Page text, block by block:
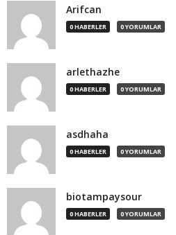
Arifcan
0 HABERLER 0 YORUMLAR
arlethazhe
0 HABERLER 0 YORUMLAR
asdhaha
0 HABERLER 0 YORUMLAR
biotampaysour
0 HABERLER 0 YORUMLAR